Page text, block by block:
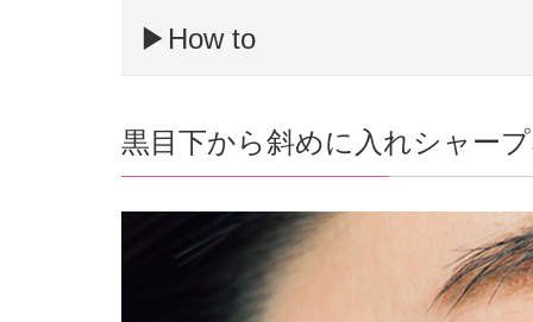
▶︎How to
黒目下から斜めに入れシャー